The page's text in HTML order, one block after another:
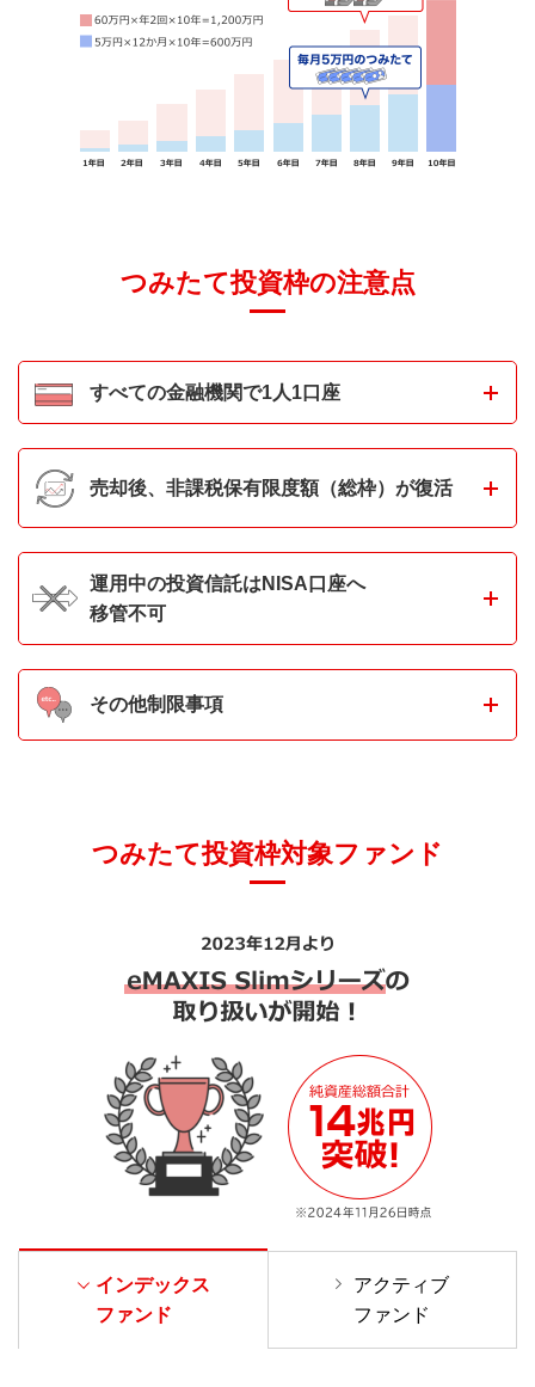
つみたて投資枠の注意点
すべての金融機関で1人1口座
売却後、非課税保有限度額（総枠）が復活
運用中の投資信託はNISA口座へ
移管不可
その他制限事項
つみたて投資枠対象ファンド
インデックス
ファンド
アクティブ
ファンド